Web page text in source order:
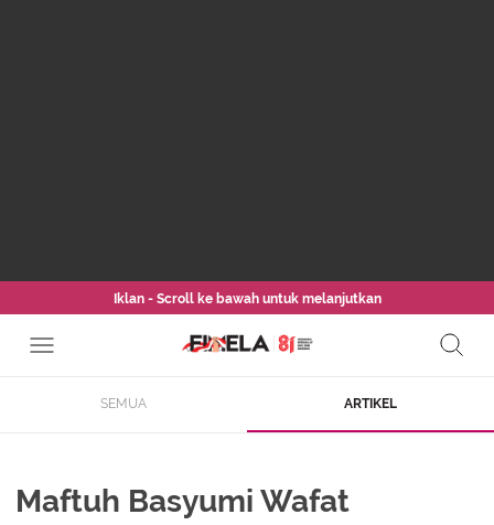
Iklan - Scroll ke bawah untuk melanjutkan
SEMUA ARTIKEL
Maftuh Basyumi Wafat